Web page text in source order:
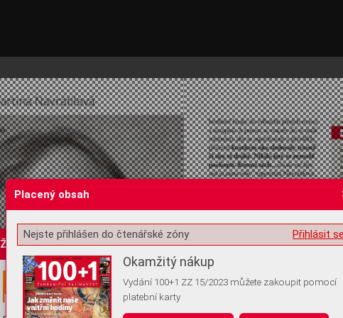
Žádost o souhlas s ukládáním volitelných informací
Placený obsah
Přihlásit
Nejste přihlášen do čtenářské zóny
Okamžitý nákup
Vydání 100+1 ZZ 15/2023 můžete zakoupit pomocí
platební karty